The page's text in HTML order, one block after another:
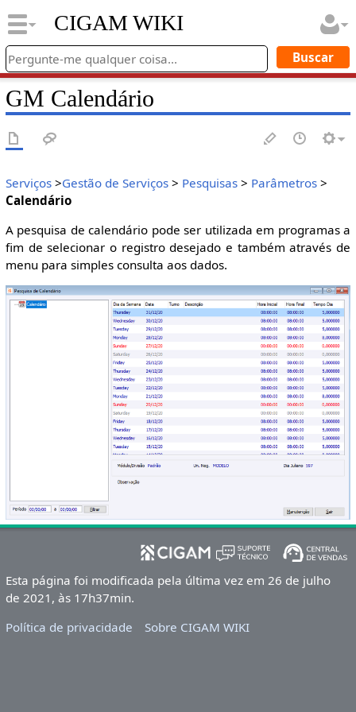
CIGAM WIKI
GM Calendário
Serviços>Gestão de Serviços> Pesquisas> Parâmetros>
Calendário
A pesquisa de calendário pode ser utilizada em programas a
fim de selecionar o registro desejado e também através de
menu para simples consulta aos dados.
Esta página foi modificada pela última vez em 26 de julho
de 2021, às 17h37min.
Política de privacidade
Sobre CIGAM WIKI